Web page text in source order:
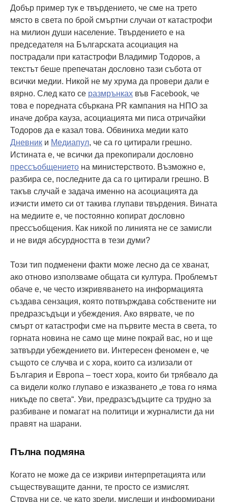
Добър пример тук е твърдението, че сме на трето
място в света по брой смъртни случаи от катастрофи
на милион души население. Твърдението е на
председателя на Българската асоциация на
пострадали при катастрофи Владимир Тодоров, а
текстът беше препечатан дословно тази събота от
всички медии. Никой не му хрума да провери дали е
вярно. След като се размрънках във Facebook, че
това е поредната сбъркана PR кампания на НПО за
иначе добра кауза, асоциацията ми писа отричайки
Тодоров да е казал това. Обвиниха медии като
Дневник и Медиапул, че са го цитирали грешно.
Истината е, че всички да прекопирали дословно
прессъобщението на министерството. Възможно е,
разбира се, последните да са го цитирали грешно. В
такъв случай е задача именно на асоциацията да
изчисти името си от такива глупави твърдения. Вината
на медиите е, че постоянно копират дословно
прессъобщения. Как никой по линията не се замисли
и не видя абсурдността в тези думи?
Този тип подменени факти може лесно да се хванат,
ако отново използваме общата си култура. Проблемът
обаче е, че често изкривяването на информацията
създава сензация, която потвърждава собствените ни
предразсъдъци и убеждения. Ако вярвате, че по
смърт от катастрофи сме на първите места в света, то
горната новина не само ще мине покрай вас, но и ще
затвърди убеждението ви. Интересен феномен е, че
същото се случва и с хора, които са излизали от
България и Европа – тоест хора, които би трябвало да
са видели колко глупаво е изказването „е това го няма
никъде по света“. Уви, предразсъдъците са трудно за
разбиване и помагат на политици и журналисти да ни
правят на шарани.
Пълна подмяна
Когато не може да се изкриви интерпретацията или
съществуващите данни, те просто се измислят.
Струва ни се, че като зрели, мислещи и информирани